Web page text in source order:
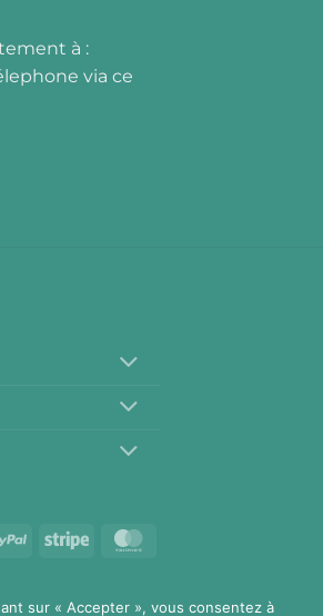
à :
via ce
PayPal Stripe
sur « Accepter », vous consentez à